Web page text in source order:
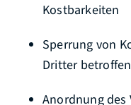
Kostbarkeiten
Sperrung von
Dritter
Anordnung des